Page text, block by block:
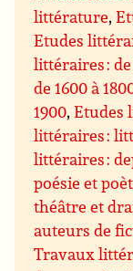
littérature,
Etudes
littéraires : de
de 1600 à
1900,Etudes
littéraires :
littéraires :
poésie et
théâtre et
auteurs de
Travaux